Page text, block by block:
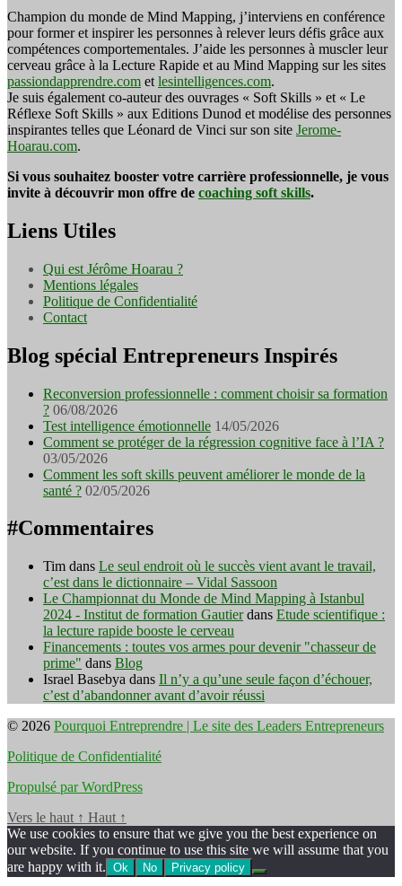
Champion du monde de Mind Mapping, j’interviens en conférence
pour former et inspirer les personnes à relever leurs défis grâce aux
compétences comportementales. J’aide les personnes à muscler leur
cerveau grâce à la Lecture Rapide et au Mind Mapping sur les sites
passiondapprendre.com et lesintelligences.com.
Je suis également co-auteur des ouvrages « Soft Skills » et « Le
Réflexe Soft Skills » aux Editions Dunod et modélise des personnes
inspirantes telles que Léonard de Vinci sur son site Jerome-
Hoarau.com.
Si vous souhaitez booster votre carrière professionnelle, je vous
invite à découvrir mon offre de coaching soft skills.
Liens Utiles
Qui est Jérôme Hoarau ?
Mentions légales
Politique de Confidentialité
Contact
Blog spécial Entrepreneurs Inspirés
Reconversion professionnelle : comment choisir sa formation
? 06/08/2026
Test intelligence émotionnelle 14/05/2026
Comment se protéger de la régression cognitive face à l’IA ?
03/05/2026
Comment les soft skills peuvent améliorer le monde de la
santé ? 02/05/2026
#Commentaires
Tim dans Le seul endroit où le succès vient avant le travail,
c’est dans le dictionnaire – Vidal Sassoon
Le Championnat du Monde de Mind Mapping à Istanbul
2024 - Institut de formation Gautierdans Etude scientifique :
la lecture rapide booste le cerveau
Financements : toutes vos armes pour devenir "chasseur de
prime" dans Blog
Israel Basebya dans Il n’y a qu’une seule façon d’échouer,
c’est d’abandonner avant d’avoir réussi
© 2026 Pourquoi Entreprendre | Le site des Leaders Entrepreneurs
Politique de Confidentialité
Propulsé par WordPress
Vers le haut ↑ Haut ↑
We use cookies to ensure that we give you the best experience on
our website. If you continue to use this site we will assume that you
are happy with it. Ok No Privacy policy